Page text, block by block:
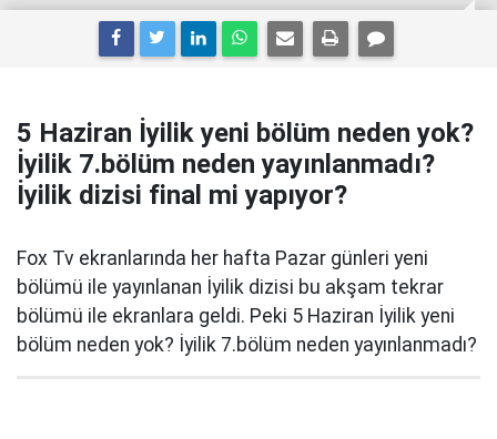
5 Haziran İyilik yeni bölüm neden yok?
İyilik 7.bölüm neden yayınlanmadı?
İyilik dizisi final mi yapıyor?
Fox Tv ekranlarında her hafta Pazar günleri yeni
bölümü ile yayınlanan İyilik dizisi bu akşam tekrar
bölümü ile ekranlara geldi. Peki 5 Haziran İyilik yeni
bölüm neden yok? İyilik 7.bölüm neden yayınlanmadı?